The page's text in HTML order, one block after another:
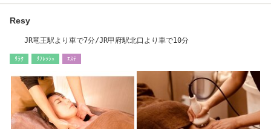
Resy
JR竜王駅より車で7分/JR甲府駅北口より車で10分
ﾘﾗｸ ﾘﾌﾚｯｼｭ ｴｽﾃ